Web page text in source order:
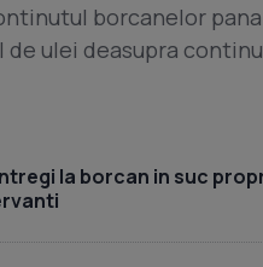
borcanelor
ulei deasupra
la borcan in suc